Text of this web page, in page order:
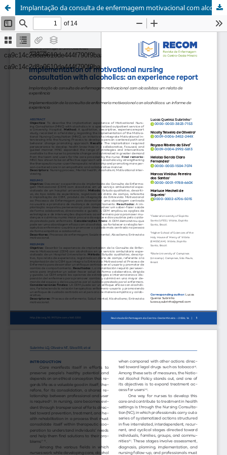
Implantação da consulta de enfermagem motivacional com alcoolistas: um relato de experiência